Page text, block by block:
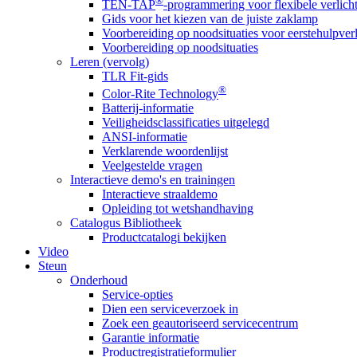
TEN-TAP -programmering voor flexibele
Gids voor het kiezen van de juiste zaklamp
Voorbereiding op noodsituaties voor
Voorbereiding op noodsituaties
Leren (vervolg)
TLR Fit-gids
Color-Rite Technology®
Batterij-informatie
Veiligheidsclassificaties uitgelegd
ANSI-informatie
Verklarende woordenlijst
Veelgestelde vragen
Interactieve demo's en trainingen
Interactieve straaldemo
Opleiding tot wetshandhaving
Catalogus Bibliotheek
Productcatalogi bekijken
Video
Steun
Onderhoud
Service-opties
Dien een serviceverzoek in
Zoek een geautoriseerd servicecentrum
Garantie informatie
Productregistratieformulier